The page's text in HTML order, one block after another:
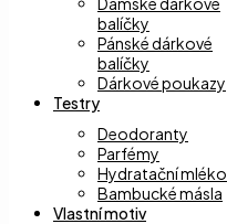
balíčky
Pánské dárkové
balíčky
Dárkové poukazy
Testry
Deodoranty
Parfémy
Hydratační mléko
Bambucké másla
Vlastní motiv